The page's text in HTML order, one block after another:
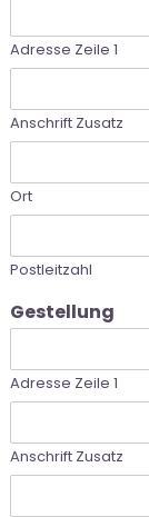
Adresse Zeile 1
Anschrift Zusatz
Ort
Postleitzahl
Gestellung
Adresse Zeile 1
Anschrift Zusatz